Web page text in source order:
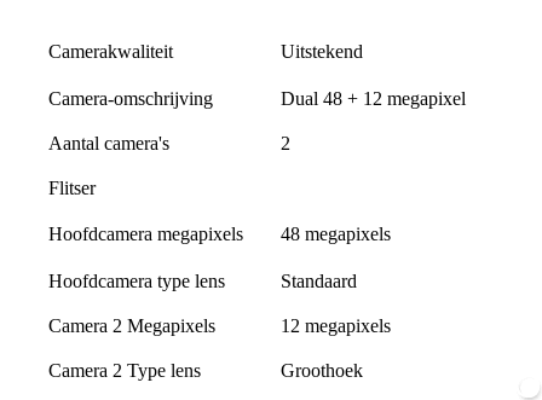
Camerakwaliteit Uitstekend
Camera-omschrijving Dual 48 + 12 megapixel
Aantal camera's 2
Flitser
Hoofdcamera megapixels 48 megapixels
Hoofdcamera type lens Standaard
Camera 2 Megapixels 12 megapixels
Camera 2 Type lens Groothoek